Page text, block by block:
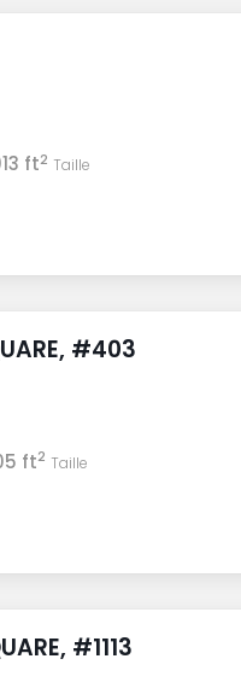
ft2 Taille
#403
ft2 Taille
#1113